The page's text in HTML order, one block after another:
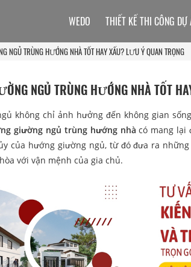
NGỦ TRÙNG HƯỚNG NHÀ TỐT HAY XẤU? LƯU Ý QUAN TRỌNG
NGỦ TRÙNG HƯỚNG NHÀ TỐT
không chỉ ảnh hưởng đến không gian
giường ngủ trùng hướng nhà có mang lại
của hướng giường ngủ, từ đó đưa ra
với vận mệnh của gia chủ.
WEDO THIẾT KẾ THI CÔNG